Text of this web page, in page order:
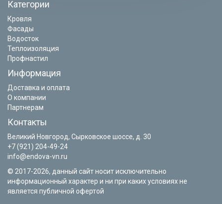
Категории
Кровля
Фасады
Водосток
Теплоизоляция
Профнастил
Информация
Доставка и оплата
О компании
Партнерам
Контакты
Великий Новгород, Сырковское шоссе, д. 30
+7 (921) 204-49-24
info@endova-vn.ru
© 2017-2026, данный сайт носит исключительно
информационный характер и ни при каких условиях не
является публичной офертой